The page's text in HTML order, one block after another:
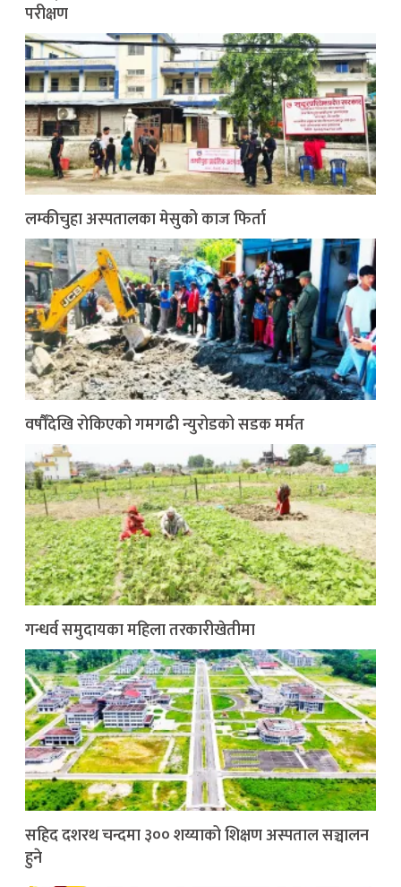
परीक्षण
लम्कीचुहा अस्पतालका मेसुको काज फिर्ता
वर्षौँदेखि रोकिएको गमगढी न्युरोडको सडक मर्मत
गन्धर्व समुदायका महिला तरकारीखेतीमा
सहिद दशरथ चन्दमा ३०० शय्याको शिक्षण अस्पताल सञ्चालन
हुने